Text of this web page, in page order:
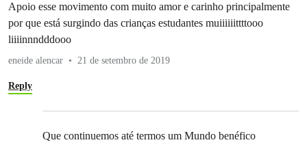
Apoio esse movimento com muito amor e carinho principalmente
por que está surgindo das crianças estudantes muiiiiiittttooo
liiiinnndddooo
eneide alencar 21 de setembro de 2019
Reply
Que continuemos até termos um Mundo benéfico